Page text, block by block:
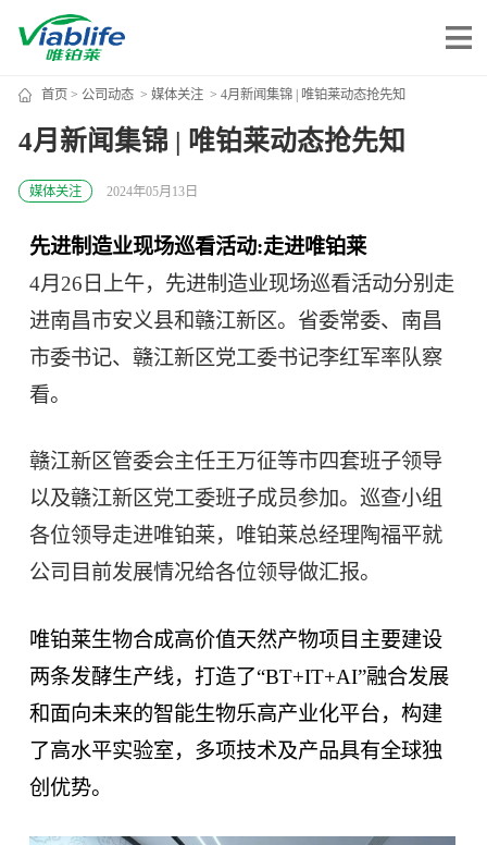
唯铂莱
公司介绍
公司动态
加入我们
唯产品
健康食品
生物基新材料
生物制药
唯创新
智能生物乐高平台
唯责任
可持续发展
社会责任
首页 > 公司动态> 媒体关注> 4月新闻集锦 | 唯铂莱动态抢先知
4月新闻集锦 | 唯铂莱动态抢先知
媒体关注 2024年05月13日
先进制造业现场巡看活动:走进唯铂莱
4月26日上午，先进制造业现场巡看活动分别走
进南昌市安义县和赣江新区。省委常委、南昌
市委书记、赣江新区党工委书记李红军率队察
看。
赣江新区管委会主任王万征等市四套班子领导
以及赣江新区党工委班子成员参加。巡查小组
各位领导走进唯铂莱，唯铂莱总经理陶福平就
公司目前发展情况给各位领导做汇报。
唯铂莱生物合成高价值天然产物项目主要建设
两条发酵生产线，打造了“BT+IT+AI”融合发展
和面向未来的智能生物乐高产业化平台，构建
了高水平实验室，多项技术及产品具有全球独
创优势。